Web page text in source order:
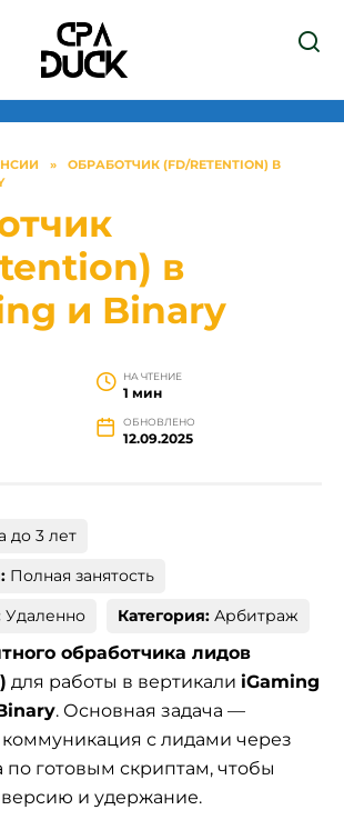
»
ОБРАБОТЧИК (FD/RETENTION) В
в
и Binary
НА ЧТЕНИЕ
1 мин
ОБНОВЛЕНО
12.09.2025
до 3 лет
Полная занятость
Удаленно Категория: Арбитраж
обработчика лидов
для работы в вертикали iGaming
. Основная задача —
коммуникация с лидами через
по готовым скриптам, чтобы
и удержание.